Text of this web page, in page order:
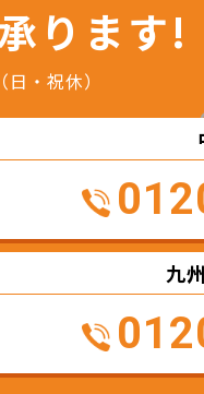
ります!
・祝休）
九